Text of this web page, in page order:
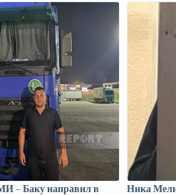
– Баку направил в
Ника